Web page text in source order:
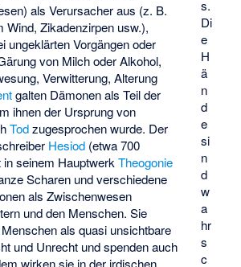
s.
Di
e
H
ä
n
d
e
si
n
d
w
a
hr
s
c
als Verursacher aus (z. B.
Wind, Zikadenzirpen usw.),
ungeklärten Vorgängen oder
von Milch oder Alkohol,
Verwitterung, Alterung
galten Dämonen als Teil der
ihnen der Ursprung von
Todzugesprochen wurde. Der
Hesiod (etwa 700
in seinem HauptwerkTheogonie
Scharen und verschiedene
als Zwischenwesen
und den Menschen. Sie
als quasi unsichtbare
und Unrecht und spenden auch